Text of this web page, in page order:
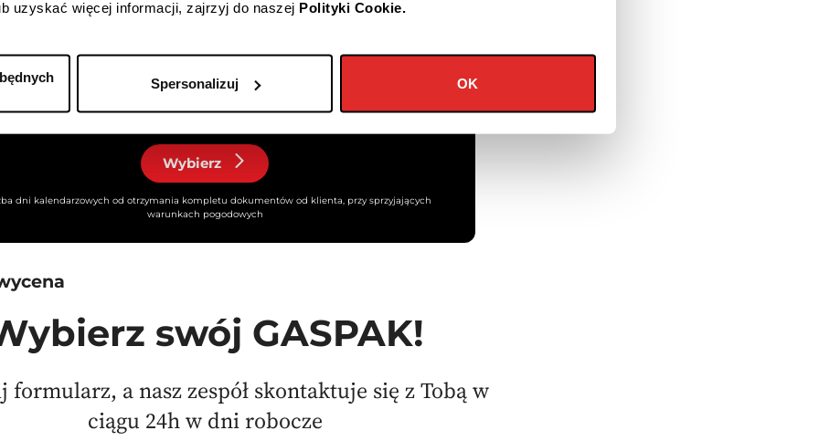
uzyskać więcej informacji, zajrzyj do naszej Polityki Cookie.
Spersonalizuj OK
kampanii – możliwość udziału w kampaniach
GASPOLU
w programie poleceń – nawet do5000 złzniżki na gaz
Wybierz
dni kalendarzowych od otrzymania kompletu dokumentów od klienta, przy sprzyjających
warunkach pogodowych
swój GASPAK!
formularz, a nasz zespół skontaktuje się z Tobą w
ciągu 24h w dni robocze